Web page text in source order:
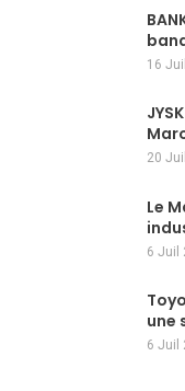
16
20
Le
6 Juil
une
6 Juil